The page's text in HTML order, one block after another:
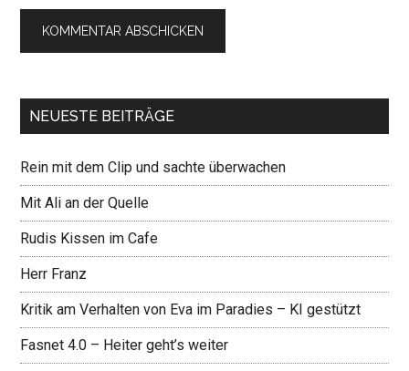
NEUESTE BEITRÄGE
Rein mit dem Clip und sachte überwachen
Mit Ali an der Quelle
Rudis Kissen im Cafe
Herr Franz
Kritik am Verhalten von Eva im Paradies – KI gestützt
Fasnet 4.0 – Heiter geht’s weiter